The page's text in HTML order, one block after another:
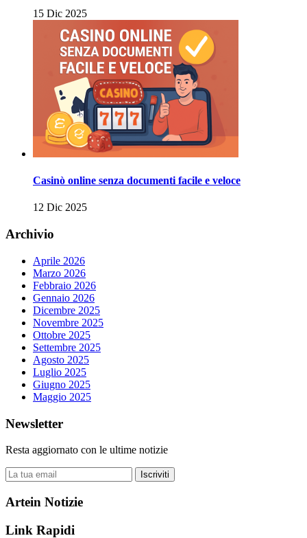
15 Dic 2025
Casinò online senza documenti facile e veloce
12 Dic 2025
Archivio
Aprile 2026
Marzo 2026
Febbraio 2026
Gennaio 2026
Dicembre 2025
Novembre 2025
Ottobre 2025
Settembre 2025
Agosto 2025
Luglio 2025
Giugno 2025
Maggio 2025
Newsletter
Resta aggiornato con le ultime notizie
Iscriviti
Artein Notizie
Link Rapidi